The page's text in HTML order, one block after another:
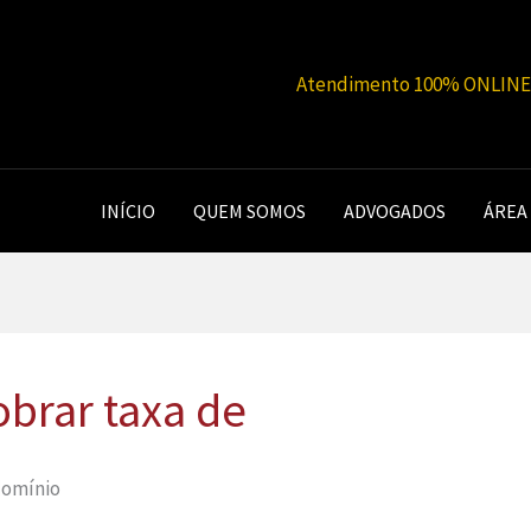
Atendimento 100%
INÍCIO QUEM SOMOS ADVOGADOS
taxa de